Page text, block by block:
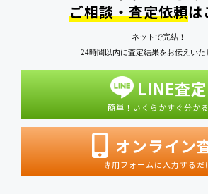
ご相談・査定依頼は
ネットで完結！
24時間以内に査定結果をお伝えいた
LINE査定
簡単！いくらかすぐ分かる
オンライン
専用フォームに入力するだ